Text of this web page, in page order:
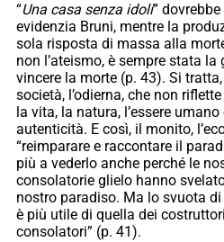
“Una casa senza idoli”
evidenzia Bruni, mentre la
sola risposta di massa alla
non l’ateismo, è sempre stata
vincere la morte (p. 43). Si
società, l’odierna, che non
la vita, la natura, l’essere umano
autenticità. E così, il monito,
“reimparare e raccontare il
più a vederlo anche perché le
consolatorie glielo hanno
nostro paradiso. Ma lo svuota
è più utile di quella dei
consolatori” (p. 41).